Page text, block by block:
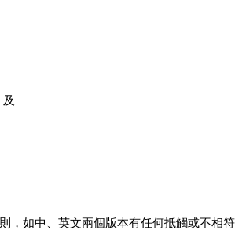
，如中、英文兩個版本有任何抵觸或不相符